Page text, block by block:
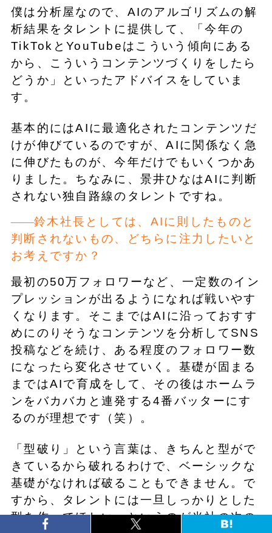
僕は分析屋なので、AIのアルゴリズムの解
析結果をタレントに提供して、「今年の
TikTokとYouTubeはこういう傾向にある
から、こういうコンテンツづくりをしたら
どうか」といったアドバイスをしていま
す。
基本的にはAIに最適化されたコンテンツだ
けが伸びているのですが、AIに関係なく急
に伸びたものが、今年だけでもいくつかあ
りました。ちなみに、景井ひなはAIに判断
されない独自路線のタレントですね。
鈴木社長としては、AIに則したものと
判断されないもの、どちらに注力したいと
お考えですか？
最初の50万フォロワーなど、一定数のイン
プレッションが出るようになれば戦いやす
くなります。そこまではAIに沿っておすす
めにのりそうなコンテンツを分析してSNS
投稿などを続け、ある程度のフォロワー数
になったら変化させていく。基礎が固まる
まではAIで育成をして、その後はホームラ
ンをバカバカと連発する4番バッターにす
るのが理想です（笑）。
「型破り」という言葉は、きちんと型がで
きているから破れるわけで、ベーシックな
基礎がなければ破ることもできません。で
すから、タレントには一旦しっかりとした
型を作ってほしい、というのが当社の次の